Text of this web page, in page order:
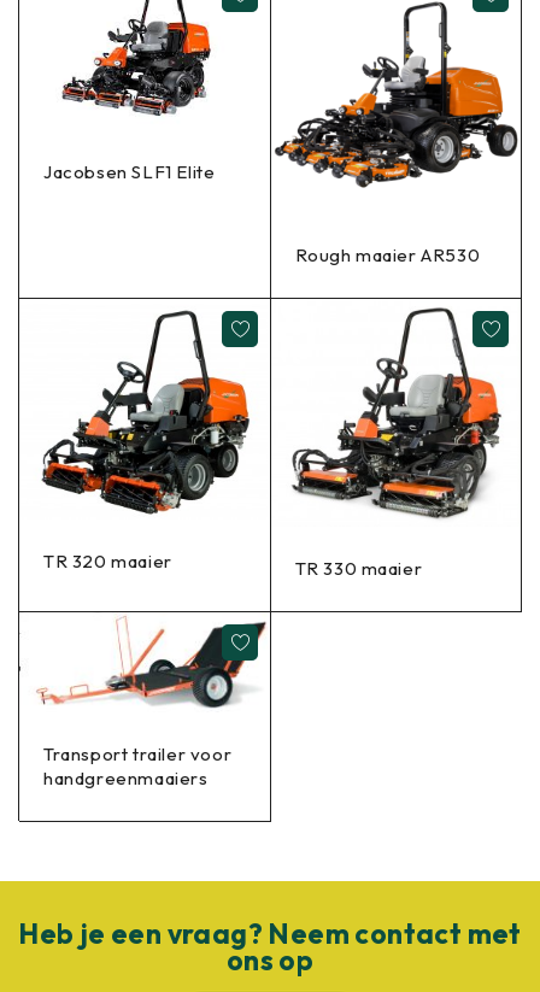
Jacobsen SLF1 Elite
Rough maaier AR530
TR 320 maaier TR 330 maaier
Transport trailer voor
handgreenmaaiers
Heb je een vraag? Neem contact met
ons op